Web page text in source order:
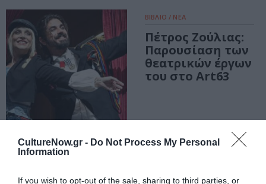
CultureNow.gr - Do Not Process My Personal
Information
If you wish to opt-out of the sale, sharing to third parties, or
ΘΕΑΤΡΟ - ΧΟΡΟΣ / ΚΡΙΤΙΚΕΣ -
REVIEWS
Τσίρκο» σε
ΒΙΒΛΙΟ / ΝΕΑ
Πέτρος Ζούλιας:
Παρουσίαση των
θεατρικών έργων
του στο Art63